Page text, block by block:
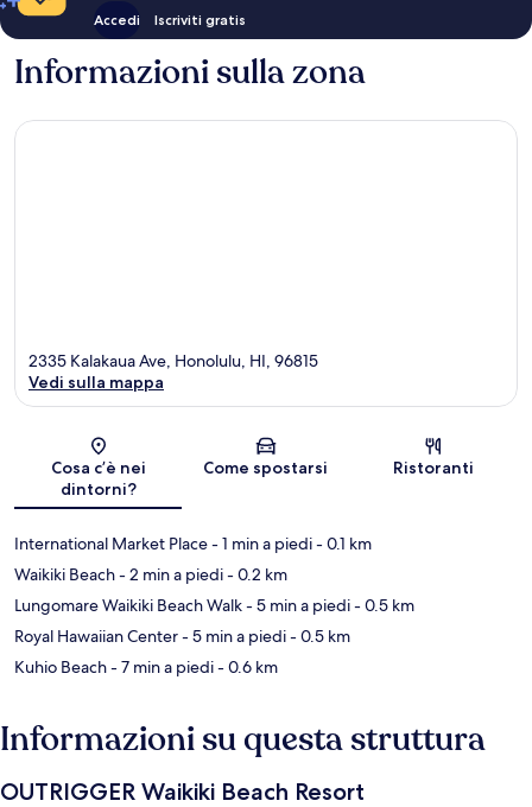
Accedi Iscriviti gratis
Informazioni sulla zona
Mappa
2335 Kalakaua Ave, Honolulu, HI, 96815
Vedi sulla mappa
Cosa c’è nei
dintorni?
Come spostarsi Ristoranti
International Market Place- 1 min a piedi- 0.1 km
Waikiki Beach- 2 min a piedi- 0.2 km
Lungomare Waikiki Beach Walk- 5 min a piedi- 0.5 km
Royal Hawaiian Center- 5 min a piedi- 0.5 km
Kuhio Beach- 7 min a piedi- 0.6 km
Informazioni su questa struttura
OUTRIGGER Waikiki Beach Resort